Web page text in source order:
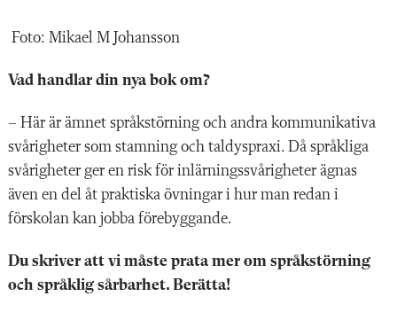
Foto: Mikael M Johansson
Vad handlar din nya bok om?
– Här är ämnet språkstörning och andra kommunikativa
svårigheter som stamning och taldyspraxi. Då språkliga
svårigheter ger en risk för inlärningssvårigheter ägnas
även en del åt praktiska övningar i hur man redan i
förskolan kan jobba förebyggande.
Du skriver att vi måste prata mer om språkstörning
och språklig sårbarhet. Berätta!